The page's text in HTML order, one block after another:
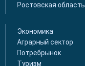
Ростовская область
Экономика
Аграрный сектор
Потребрынок
Туризм